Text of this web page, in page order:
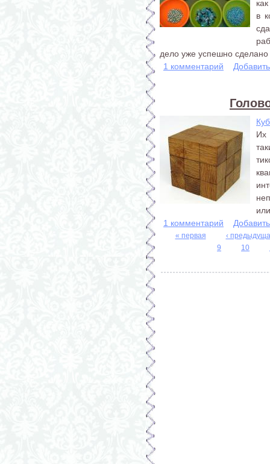
в
дело уже успешно сделано
1 комментарий
Их
1 комментарий
Страницы
« первая
‹
9
10